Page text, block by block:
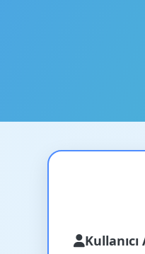
Kullanıcı